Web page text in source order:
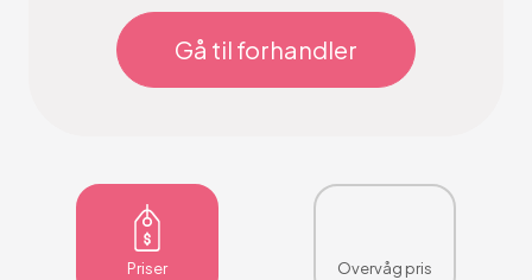
Gå til forhandler
Priser Overvåg pris